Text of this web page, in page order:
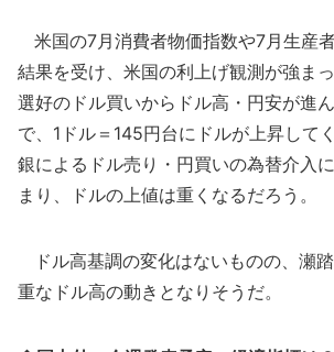
米国の7月消費者物価指数や7月生産
結果を受け、米国の利上げ観測が強ま
選好のドル買いからドル高・円安が進
で、1ドル＝145円台にドルが上昇して
銀によるドル売り・円買いの為替介入
まり、ドルの上値は重くなるだろう。
ドル高基調の変化はないものの、瀬
重なドル高の動きとなりそうだ。